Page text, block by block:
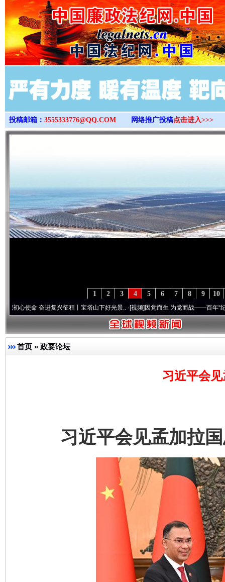
>
投稿邮箱： 3555333776@QQ.COM 网络推广投稿点击进入>>>
10
9
8
7
6
5
4
3
2
1
奋进复兴征程丨宝塔山下好光景..·[视频]因党而生 为党而战——百年“纪”事⑧加强
首页 » 政要论坛
习近平会
习近平会见孟加拉国